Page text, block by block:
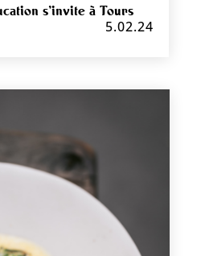
s’invite à Tours
5.02.24